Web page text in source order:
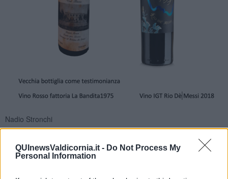
QUInewsValdicornia.it - Do Not Process My
Personal Information
Nadio Stronchi